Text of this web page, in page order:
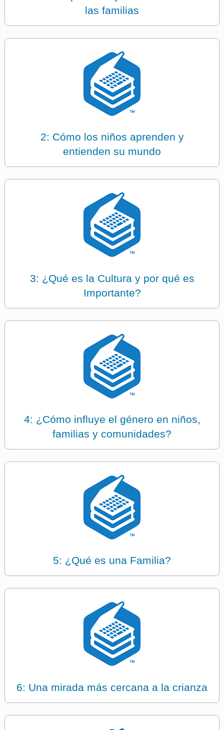
las familias
2: Cómo los niños aprenden y
entienden su mundo
3: ¿Qué es la Cultura y por qué es
Importante?
4: ¿Cómo influye el género en niños,
familias y comunidades?
5: ¿Qué es una Familia?
6: Una mirada más cercana a la crianza